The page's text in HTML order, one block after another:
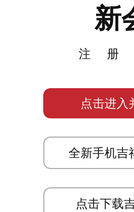
新
注
点击进入
全新手机吉
点击下载